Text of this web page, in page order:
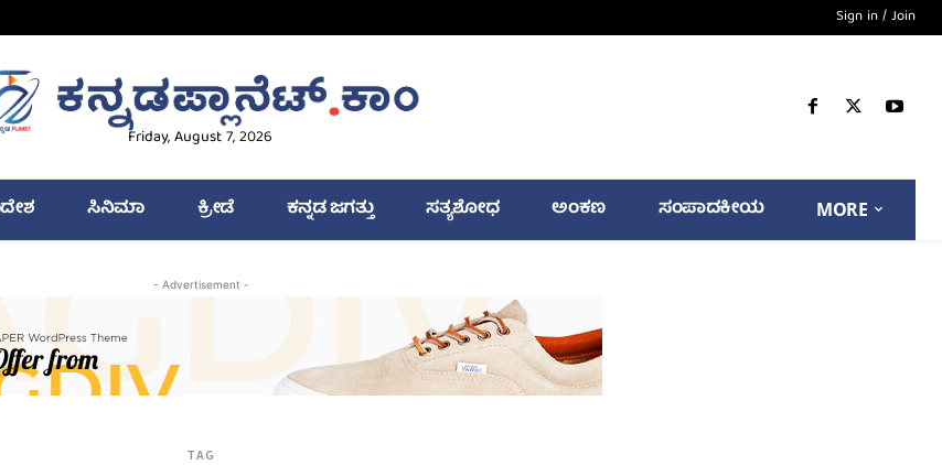
Sign in / Join
Friday, August 7, 2026
ಸಿನಿಮಾ ಕ್ರೀಡೆ ಕನ್ನಡ ಜಗತ್ತು ಸತ್ಯಶೋಧ ಅಂಕಣ ಸಂಪಾದಕೀಯ MORE
- Advertisement -
TAG